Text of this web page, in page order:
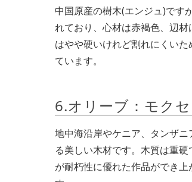
中国原産の樹木(エンジュ)です
れており、心材は赤褐色、辺
はやや硬いけれど割れにくい
ています。
6.オリーブ：モク
地中海沿岸やケニア、タンザ
る美しい木材です。木質は重
が耐朽性に優れた作品ができ